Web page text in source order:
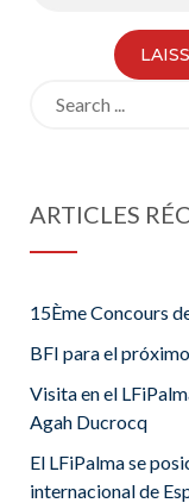
ARTICLES
15Ème Concours
BFI para el
Visita en el
Agah Ducrocq
El LFiPalma se
internacional de